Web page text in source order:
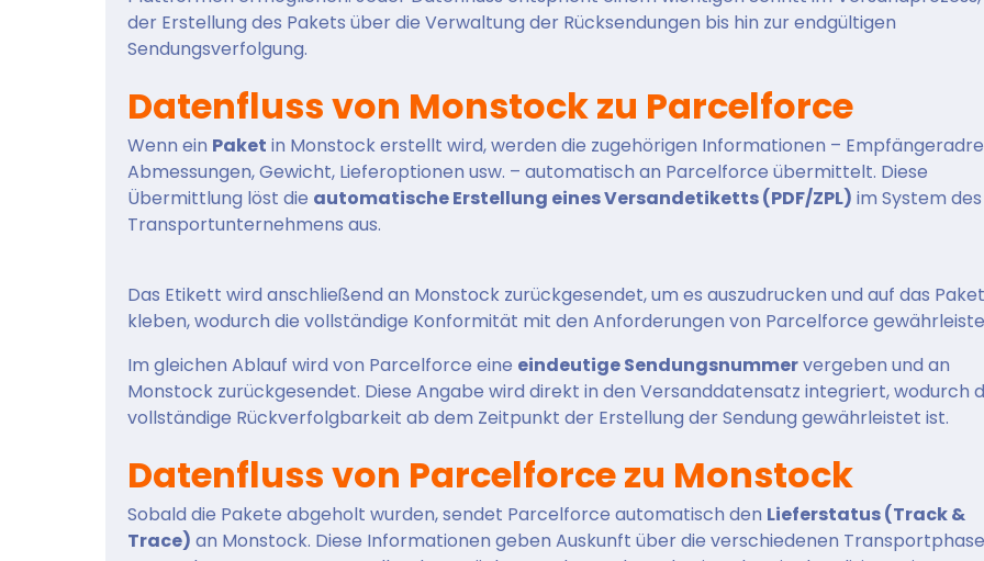
der Erstellung des Pakets über die Verwaltung der Rücksendungen bis hin zur endgültigen
Sendungsverfolgung.
Datenfluss von Monstock zu Parcelforce
Wenn ein Paket in Monstock erstellt wird, werden die zugehörigen Informationen –
Abmessungen, Gewicht, Lieferoptionen usw. – automatisch an Parcelforce übermittelt. Diese
Übermittlung löst die automatische Erstellung eines Versandetiketts (PDF/ZPL) im System des
Transportunternehmens aus.
Das Etikett wird anschließend an Monstock zurückgesendet, um es auszudrucken und auf das
kleben, wodurch die vollständige Konformität mit den Anforderungen von Parcelforce
Im gleichen Ablauf wird von Parcelforce eine eindeutige Sendungsnummervergeben und an
Monstock zurückgesendet. Diese Angabe wird direkt in den Versanddatensatz integriert, wodurch
vollständige Rückverfolgbarkeit ab dem Zeitpunkt der Erstellung der Sendung gewährleistet ist.
Datenfluss von Parcelforce zu Monstock
Sobald die Pakete abgeholt wurden, sendet Parcelforce automatisch den Lieferstatus (Track &
Trace) an Monstock. Diese Informationen geben Auskunft über die verschiedenen